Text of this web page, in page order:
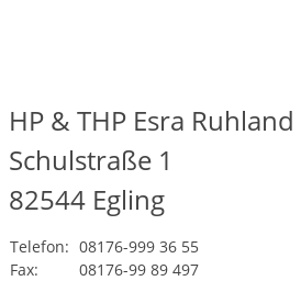
HP & THP Esra Ruhland
Schulstraße 1
82544 Egling
Telefon: 08176-999 36 55
Fax:
08176-99 89 497